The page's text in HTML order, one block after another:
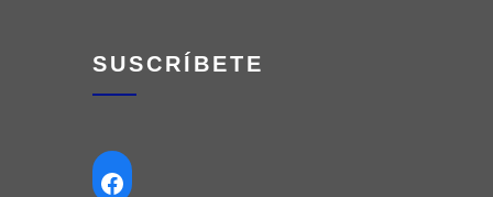
SUSCRÍBETE
Facebook